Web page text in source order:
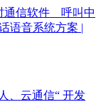
、云通信“ 开发